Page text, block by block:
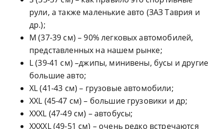
рули, а также маленькие авто (ЗАЗ Таврия и
др.);
М (37-39 см) – 90% легковых автомобилей,
представленных на нашем рынке;
L (39-41 см) –джипы, минивены, бусы и другие
большие авто;
XL (41-43 см) – грузовые автомобили;
XXL (45-47 см) – большие грузовики и др;
XXXL (47-49 см) – автобусы;
XXXXL (49-51 см) – очень редко встречаются